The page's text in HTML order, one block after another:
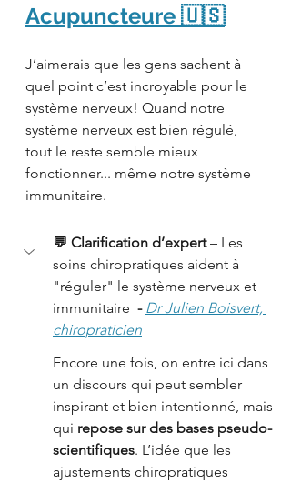
Acupuncteure 🇺🇸
J’aimerais que les gens sachent à
quel point c’est incroyable pour le
système nerveux! Quand notre
système nerveux est bien régulé,
tout le reste semble mieux
fonctionner... même notre système
immunitaire.
💬 Clarification d’expert – Les
soins chiropratiques aident à
"réguler" le système nerveux et
immunitaire - Dr Julien Boisvert,
chiropraticien
Encore une fois, on entre ici dans
un discours qui peut sembler
inspirant et bien intentionné, mais
qui repose sur des bases pseudo-
scientifiques. L’idée que les
ajustements chiropratiques